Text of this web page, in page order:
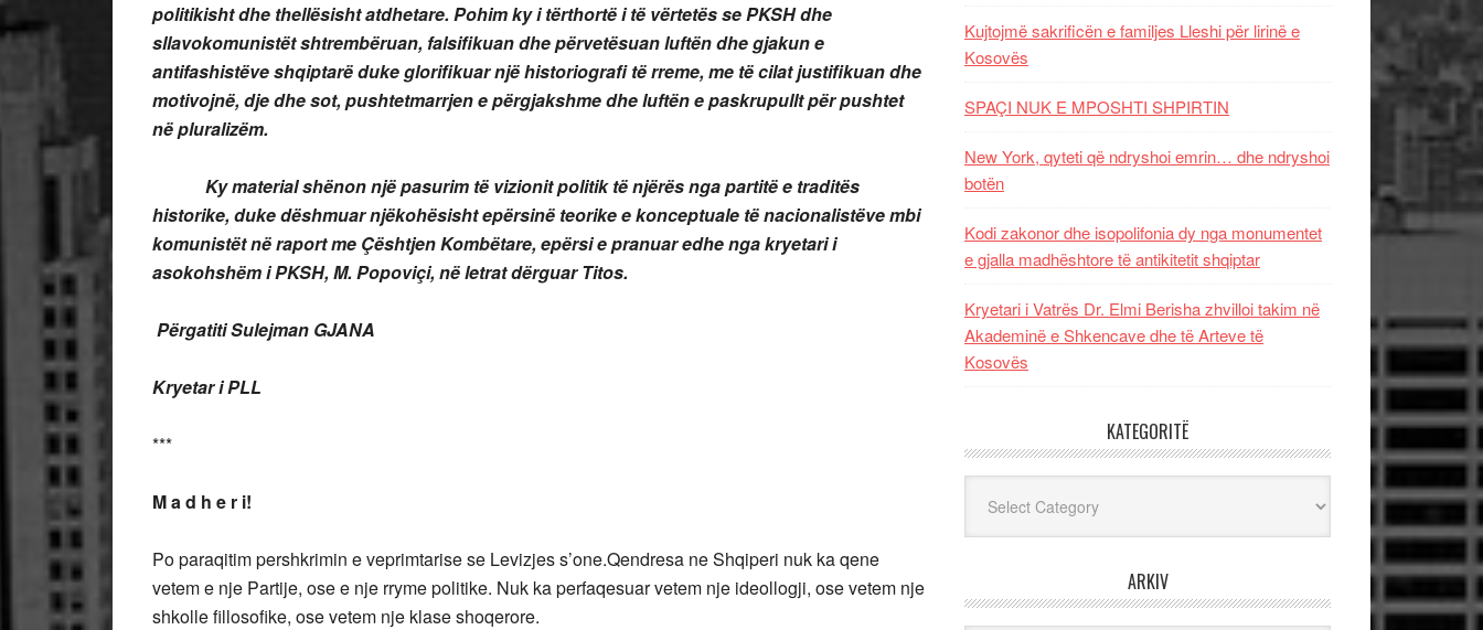
politikisht dhe thellësisht atdhetare. Pohim ky i tërthortë i të vërtetës se PKSH dhe
sllavokomunistët shtrembëruan, falsifikuan dhe përvetësuan luftën dhe gjakun e
antifashistëve shqiptarë duke glorifikuar një historiografi të rreme, me të cilat justifikuan dhe
motivojnë, dje dhe sot, pushtetmarrjen e përgjakshme dhe luftën e paskrupullt për pushtet
në pluralizëm.
Ky material shënon një pasurim të vizionit politik të njërës nga partitë e traditës
historike, duke dëshmuar njëkohësisht epërsinë teorike e konceptuale të nacionalistëve mbi
komunistët në raport me Çështjen Kombëtare, epërsi e pranuar edhe nga kryetari i
asokohshëm i PKSH, M. Popoviçi, në letrat dërguar Titos.
PërgatitiSulejman GJANA
Kryetar i PLL
***
M a d h e r i!
Po paraqitim pershkrimin e veprimtarise se Levizjes s’one.Qendresa ne Shqiperi nuk ka qene
vetem e nje Partije, ose e nje rryme politike. Nuk ka perfaqesuar vetem nje ideollogji, ose vetem nje
shkolle fillosofike, ose vetem nje klase shoqerore.
Kujtojmë sakrificën e familjes Lleshi për lirinë e
Kosovës
SPAÇI NUK E MPOSHTI SHPIRTIN
New York, qyteti që ndryshoi emrin… dhe ndryshoi
botën
Kodi zakonor dhe isopolifonia dy nga monumentet
e gjalla madhështore të antikitetit shqiptar
Kryetari i Vatrës Dr. Elmi Berisha zhvilloi takim në
Akademinë e Shkencave dhe të Arteve të
Kosovës
KATEGORITË
ARKIV